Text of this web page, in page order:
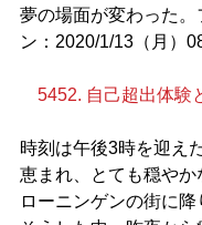
夢の場面が変わった。
ン：2020/1/13（月）
5452. 自己超出体験
時刻は午後3時を迎え
恵まれ、とても穏やか
ローニンゲンの街に降